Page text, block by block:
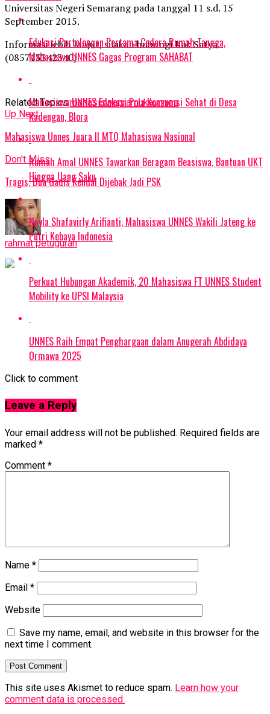
Universitas Negeri Semarang pada tanggal 11 s.d. 15
September 2015.
Informasi lebih lanjut, silakan hubungi Kak Satya
(085713342340)
Related Topics:mahasiswapramukaunnes
Up Next
Mahasiswa Unnes Juara II MTQ Mahasiswa Nasional
Don't Miss
Tragis, Dua Gadis Kendal Dijebak Jadi PSK
rahmat petuguran
Edukasi Pertolongan Pertama Cedera Rumah Tangga,
Mahasiswa UNNES Gagas Program SAHABAT
Mahasiswa UNNES Edukasi Pola Konsumsi Sehat di Desa
Kadengan, Blora
Rumah Amal UNNES Tawarkan Beragam Beasiswa, Bantuan UKT
Hingga Uang Saku
Nayla Shafavirly Arifianti, Mahasiswa UNNES Wakili Jateng ke
Putri Kebaya Indonesia
Perkuat Hubungan Akademik, 20 Mahasiswa FT UNNES Student
Mobility ke UPSI Malaysia
UNNES Raih Empat Penghargaan dalam Anugerah Abdidaya
Ormawa 2025
Click to comment
Leave a Reply
Your email address will not be published. Required fields are
marked *
Comment *
Name *
Email *
Website
Save my name, email, and website in this browser for the
next time I comment.
This site uses Akismet to reduce spam. Learn how your
comment data is processed.